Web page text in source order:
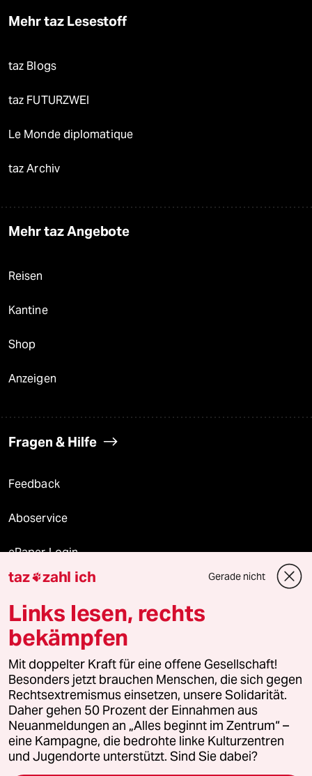
Mehr taz Lesestoff
taz Blogs
taz FUTURZWEI
Le Monde diplomatique
taz Archiv
Mehr taz Angebote
Reisen
Kantine
Shop
Anzeigen
Fragen & Hilfe
Feedback
Aboservice
ePaper Login
Downloads für Abonnierende
© 2026 taz Verlags und Vertriebs GmbH
Alle Rechte vorbehalten. Bei rechtlichen Fragen oder für Genehmigungen
wenden Sie sich bitte an
lizenzen@taz.de
Feedback Redaktionsstatut Kommune-Richtlinien
Leitlinie Informant Datenschutz Impressum AGB
taz zahl ich Gerade nicht
Links lesen, rechts
bekämpfen
Mit doppelter Kraft für eine offene Gesellschaft!
Besonders jetzt brauchen Menschen, die sich gegen
Rechtsextremismus einsetzen, unsere Solidarität.
Daher gehen 50 Prozent der Einnahmen aus
Neuanmeldungen an „Alles beginnt im Zentrum“ –
eine Kampagne, die bedrohte linke Kulturzentren
und Jugendorte unterstützt. Sind Sie dabei?